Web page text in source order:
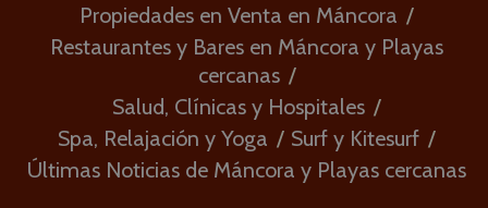
Propiedades en Venta en Máncora
Restaurantes y Bares en Máncora y Playas
cercanas
Salud, Clínicas y Hospitales
Spa, Relajación y Yoga
Surf y Kitesurf
Últimas Noticias de Máncora y Playas cercanas